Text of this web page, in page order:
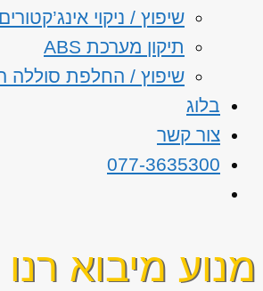
שיפוץ / ניקוי אינג’קטורים
תיקון מערכת ABS
שיפוץ / החלפת סוללה
בלוג
צור קשר
077-3635300
מנוע מיבוא